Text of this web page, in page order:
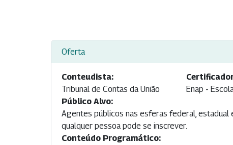
Oferta
Conteudista:
Tribunal de Contas da União
Enap -
Público Alvo:
Agentes públicos nas esferas federal, estadual
qualquer pessoa pode se inscrever.
Conteúdo Programático: